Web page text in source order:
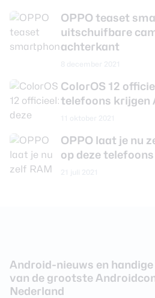
Interne opslag 256 GB
Uitbreidbaar geheugen Nee
Camera achterkant
Camera 1 - Aantal
megapixel
50 MP
Camera 1 - Digitale zoom
Camera 1 - Optische zoom Ja
OPPO teaset
uitschuifbare
achterkant
ColorOS 12
telefoons krijgen
OPPO laat je nu
op deze
Android-nieuws en
van de grootste
Nederland